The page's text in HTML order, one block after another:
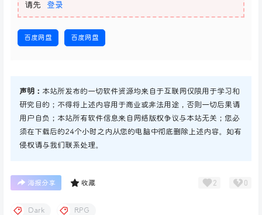
请先 登录
百度网盘 百度网盘
声明： 本站所发布的一切软件资源均来自于互联网仅限用于学习和
研究目的；不得将上述内容用于商业或非法用途，否则一切后果请
用户自负；本站所有软件信息来自网络版权争议与本站无关；您必
须在下载后的24个小时之内从您的电脑中彻底删除上述内容。如有
侵权请与我们联系处理。
海报分享 收藏 2 0
Dark RPG